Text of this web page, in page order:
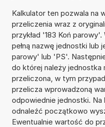
Kalkulator ten pozwala na
przeliczenia wraz z
przykład '183 Koń
pełną nazwę jednostki lub
parowy' lub 'PS'.
do której należy jednostka
przeliczona, w tym
przelicza wprowadzoną
odpowiednie jednostki.
odnaleźć początkowo
Ewentualnie wartość do